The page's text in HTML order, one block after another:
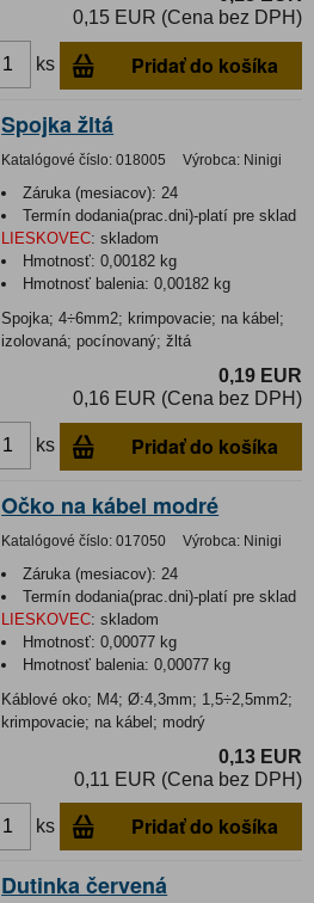
0,15 EUR (Cena bez DPH)
ks Pridať do košíka
Spojka žltá
Katalógové číslo: 018005 Výrobca: Ninigi
Záruka (mesiacov): 24
Termín dodania(prac.dni)-platí pre sklad
LIESKOVEC: skladom
Hmotnosť:0,00182 kg
Hmotnosť balenia:0,00182 kg
Spojka; 4÷6mm2; krimpovacie; na kábel;
izolovaná; pocínovaný; žltá
0,19 EUR
0,16 EUR (Cena bez DPH)
ks Pridať do košíka
Očko na kábel modré
Katalógové číslo: 017050 Výrobca: Ninigi
Záruka (mesiacov): 24
Termín dodania(prac.dni)-platí pre sklad
LIESKOVEC: skladom
Hmotnosť:0,00077 kg
Hmotnosť balenia:0,00077 kg
Káblové oko; M4; Ø:4,3mm; 1,5÷2,5mm2;
krimpovacie; na kábel; modrý
0,13 EUR
0,11 EUR (Cena bez DPH)
ks Pridať do košíka
Dutinka červená